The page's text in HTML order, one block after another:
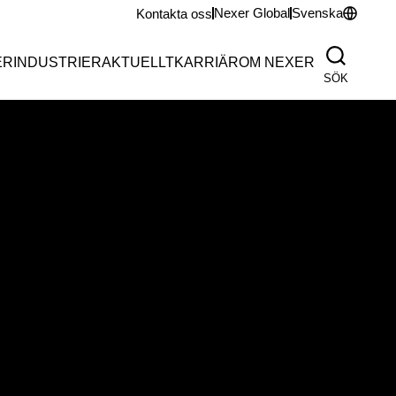
Kontakta oss Nexer GlobalSvenska
INDUSTRIERAKTUELLTKARRIÄROM NEXER
SÖK